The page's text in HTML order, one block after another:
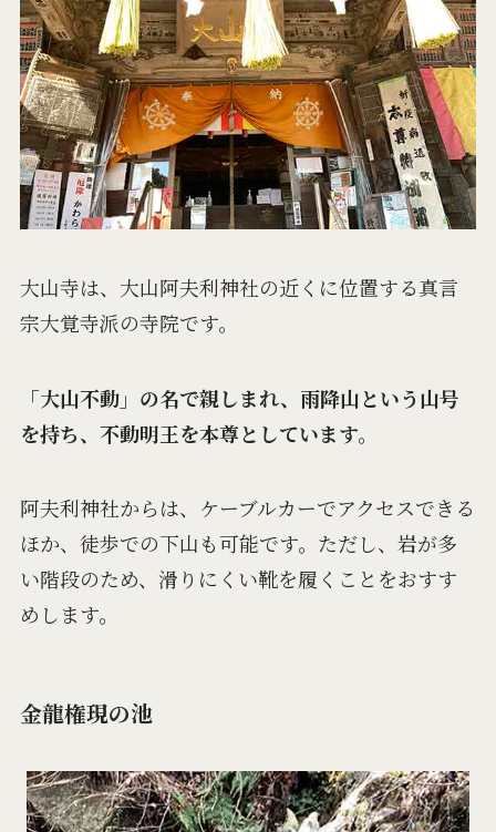
大山寺は、大山阿夫利神社の近くに位置する真言
宗大覚寺派の寺院です。
「大山不動」の名で親しまれ、雨降山という山号
を持ち、不動明王を本尊としています。
阿夫利神社からは、ケーブルカーでアクセスできる
ほか、徒歩での下山も可能です。ただし、岩が多
い階段のため、滑りにくい靴を履くことをおすす
めします。
金龍権現の池